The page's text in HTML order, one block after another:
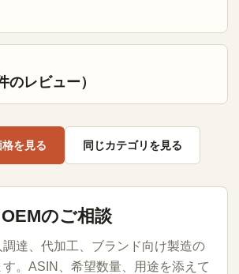
のレビュー）
を見る 同じカテゴリを見る
のご相談
達、代加工、ブランド向け製造の
。ASIN、希望数量、用途を添えて